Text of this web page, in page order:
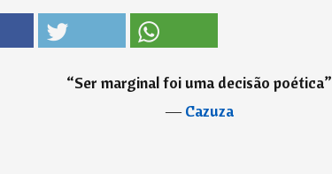
“Ser marginal foi uma decisão poética”
―Cazuza